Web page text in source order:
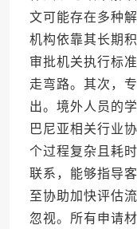
文可能存在多种
机构依靠其长期
审批机关执行标
走弯路。其次，
出。境外人员的
巴尼亚相关行业
个过程复杂且耗
联系，能够指导
至协助加快评估
忽视。所有申请